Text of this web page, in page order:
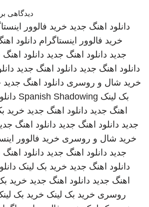
دیدگاهی
دانلود اهنگ جدید خرید فالوور
خرید فالوور اینستاگرام دانلود
جدید دانلود اهنگ جدید دانلود
دانلود اهنگ جدید دانلود اهنگ جدید
خرید شال و روسری دانلود اهنگ جدید
بک لینک Spanish Shadowing
اهنگ جدید دانلود اهنگ جدید خرید
جدید دانلود اهنگ جدید دانلود اهنگ
خرید شال و روسری خرید فالوور
جدید دانلود اهنگ جدید دانلود
دانلود اهنگ جدید خرید بک لینک
اهنگ جدید دانلود اهنگ جدید خرید
روسری خرید بک لینک خرید بک